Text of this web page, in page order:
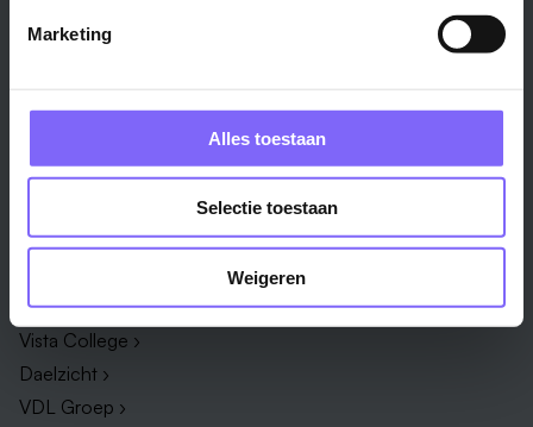
Marketing
Alles toestaan
Selectie toestaan
Weigeren
Onderwijs ›
Productiemedewerker ›
Bedrijf
Zuyderland ›
Vista College ›
Daelzicht ›
VDL Groep ›